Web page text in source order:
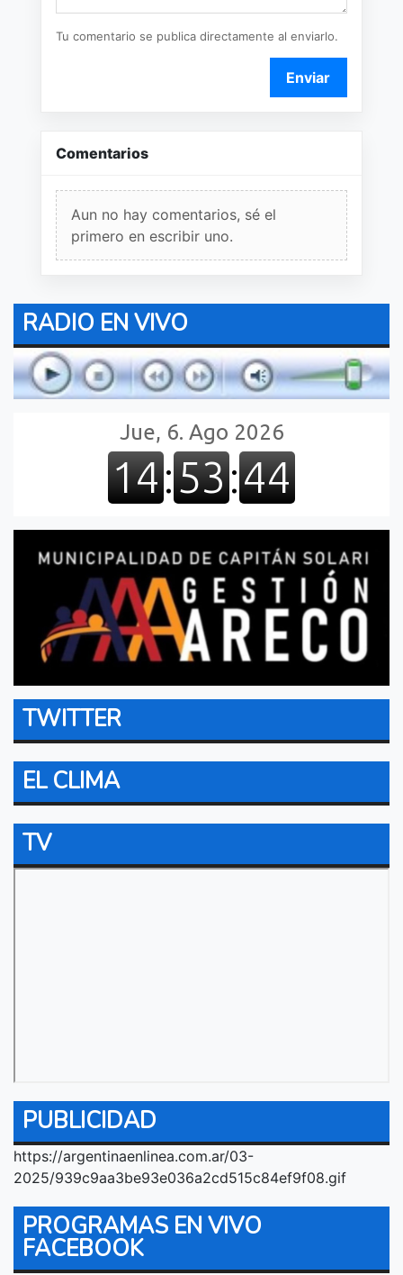
Tu comentario se publica directamente al enviarlo.
Enviar
Comentarios
Aun no hay comentarios, sé el
primero en escribir uno.
RADIO EN VIVO
TWITTER
EL CLIMA
TV
PUBLICIDAD
https://argentinaenlinea.com.ar/03-
2025/939c9aa3be93e036a2cd515c84ef9f08.gif
PROGRAMAS EN VIVO
FACEBOOK